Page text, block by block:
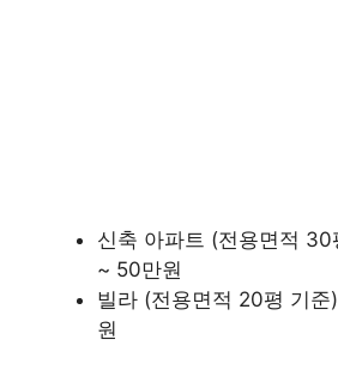
신축 아파트 (전용면적
~ 50만원
빌라 (전용면적 20평 기
원